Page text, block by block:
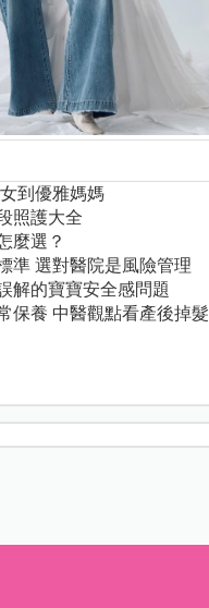
到優雅媽媽
照護大全
麼選？
準 選對醫院是風險管理
解的寶寶安全感問題
保養 中醫觀點看產後掉髮